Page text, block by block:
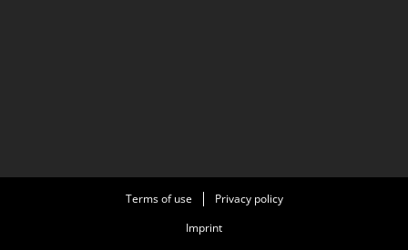
Terms of use
Privacy policy
Imprint